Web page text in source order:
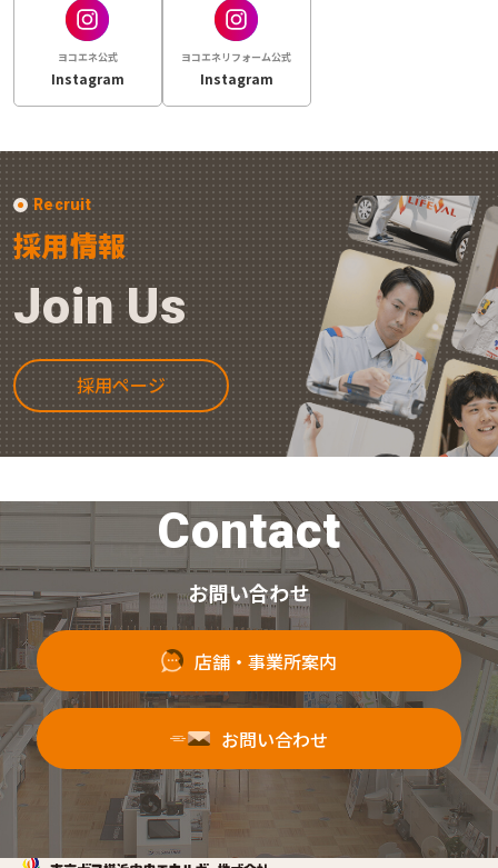
ヨコエネ公式
Instagram
ヨコエネリフォーム公式
Instagram
Recruit
採用情報
Join Us
採用ページ
Contact
お問い合わせ
店舗・事業所案内
お問い合わせ